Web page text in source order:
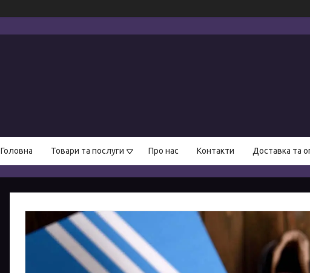
Головна Товари та послуги Про нас Контакти Доставка та